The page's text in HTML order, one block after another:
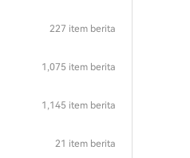
227 item berita
1,075 item berita
1,145 item berita
21 item berita